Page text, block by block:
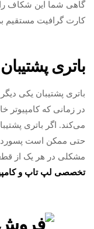
گاهی شما این شکاف را
کارت گرافیت مستقیم
باتری پشتیبان
باتری پشتیبان یکی
در زمانی که
می‌کند. اگر باتری
حتی ممکن است پسورد
مشکلی در هر یک از
تخصصی لپ تاپ و